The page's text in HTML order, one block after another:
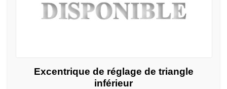
Excentrique de réglage de triangle
inférieur